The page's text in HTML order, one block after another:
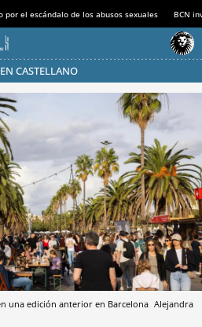
por el escándalo de los abusos sexuales BCN
CASTELLANO
AHORRO
una edición anterior en Barcelona Alejandra